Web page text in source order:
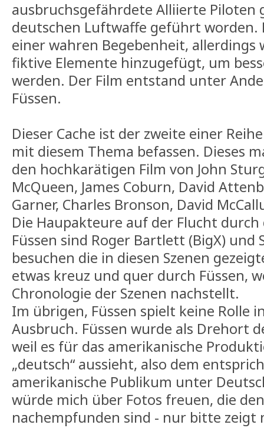
ausbruchsgefährdete Alliierte Piloten
deutschen Luftwaffe geführt worden.
einer wahren Begebenheit, allerdings
fiktive Elemente hinzugefügt, um
werden. Der Film entstand unter
Füssen.
Dieser Cache ist der zweite einer
mit diesem Thema befassen. Dieses
den hochkarätigen Film von John
McQueen, James Coburn, David
Garner, Charles Bronson, David
Die Haupakteure auf der Flucht
Füssen sind Roger Bartlett (BigX) und
besuchen die in diesen Szenen
etwas kreuz und quer durch Füssen,
Chronologie der Szenen nachstellt.
Im übrigen, Füssen spielt keine Rolle
Ausbruch. Füssen wurde als Drehort
weil es für das amerikanische
„deutsch“ aussieht, also dem
amerikanische Publikum unter
würde mich über Fotos freuen, die
nachempfunden sind - nur bitte zeigt